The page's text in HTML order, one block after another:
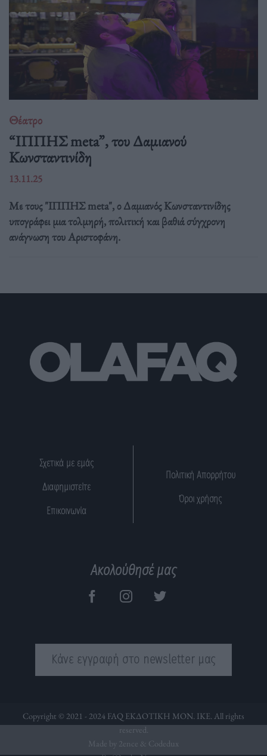
Θέατρο
“ΙΠΠΗΣ meta”, του Δαμιανού
Κωνσταντινίδη
13.11.25
Με τους "ΙΠΠΗΣ meta", ο Δαμιανός Κωνσταντινίδης
υπογράφει μια τολμηρή, πολιτική και βαθιά σύγχρονη
ανάγνωση του Αριστοφάνη.
Σχετικά με εμάς
Διαφημιστείτε
Επικοινωνία
Πολιτική Απορρήτου
Όροι χρήσης
Ακολούθησέ μας
Κάνε εγγραφή στο newsletter μας
Copyright © 2021 - 2024 FAQ ΕΚΔΟΤΙΚΗ ΜΟΝ. ΙΚΕ. All rights
reserved.
Made by 2ence & Codedux